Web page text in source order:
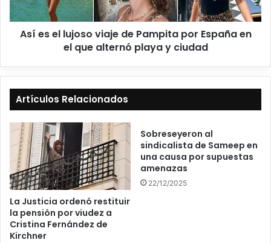
Así es el lujoso viaje de Pampita por España en
el que alternó playa y ciudad
Artículos Relacionados
La Justicia ordenó restituir
la pensión por viudez a
Cristina Fernández de
Kirchner
Sobreseyeron al
sindicalista de Sameep en
una causa por supuestas
amenazas
22/12/2025